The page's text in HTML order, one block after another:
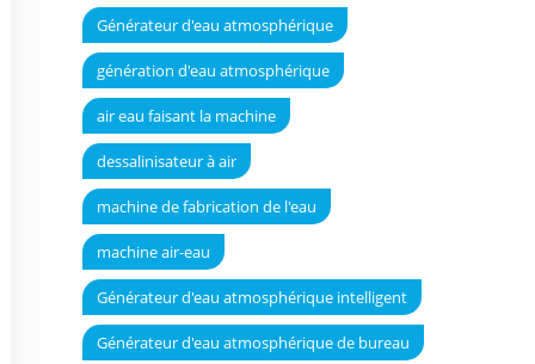
Générateur d'eau atmosphérique
génération d'eau atmosphérique
air eau faisant la machine
dessalinisateur à air
machine de fabrication de l'eau
machine air-eau
Générateur d'eau atmosphérique intelligent
Générateur d'eau atmosphérique de bureau